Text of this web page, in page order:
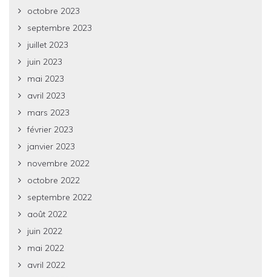
octobre 2023
septembre 2023
juillet 2023
juin 2023
mai 2023
avril 2023
mars 2023
février 2023
janvier 2023
novembre 2022
octobre 2022
septembre 2022
août 2022
juin 2022
mai 2022
avril 2022